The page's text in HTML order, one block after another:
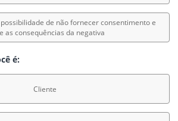
de não fornecer consentimento e
as consequências da negativa
é:
Cliente